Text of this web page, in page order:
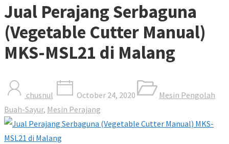
Jual Perajang Serbaguna
(Vegetable Cutter Manual)
MKS-MSL21 di Malang
chusnul October 24, 2020
Mesin Pengolah
Buah-Sayur, Mesin Perajang